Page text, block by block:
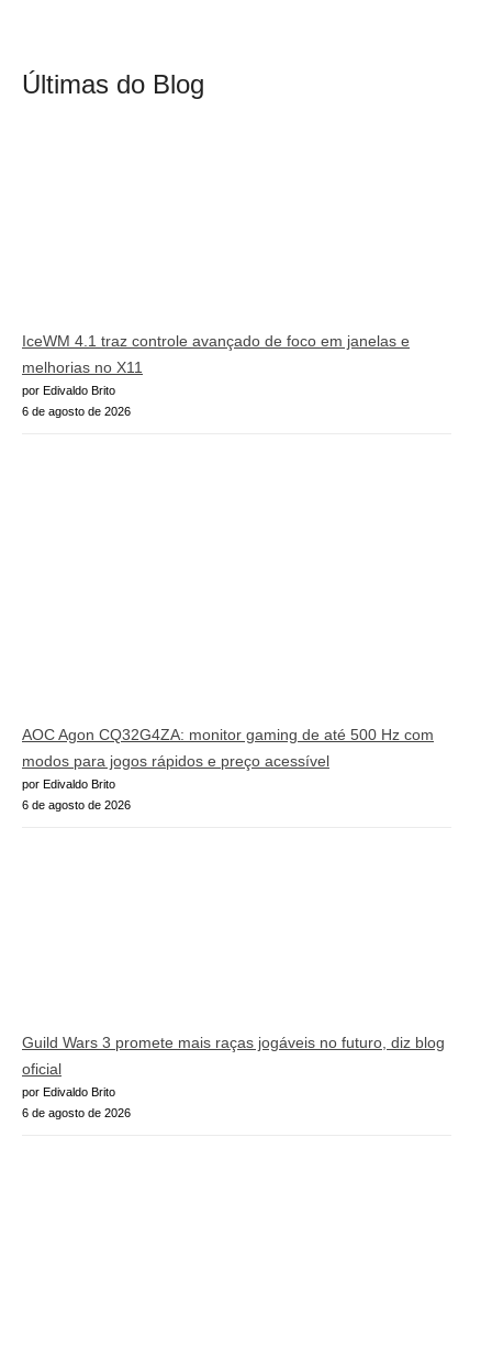
Últimas do Blog
IceWM 4.1 traz controle avançado de foco em janelas e
melhorias no X11
por Edivaldo Brito
6 de agosto de 2026
AOC Agon CQ32G4ZA: monitor gaming de até 500 Hz com
modos para jogos rápidos e preço acessível
por Edivaldo Brito
6 de agosto de 2026
Guild Wars 3 promete mais raças jogáveis no futuro, diz blog
oficial
por Edivaldo Brito
6 de agosto de 2026